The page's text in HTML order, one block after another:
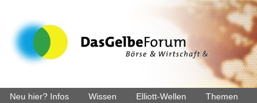
Neu hier? Infos Wissen Elliott-Wellen Themen